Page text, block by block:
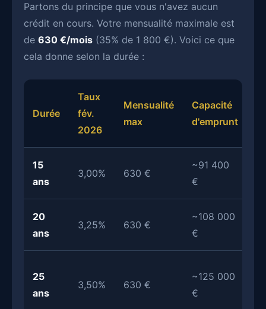
Partons du principe que vous n'avez aucun
crédit en cours. Votre mensualité maximale est
de 630 €/mois (35% de 1 800 €). Voici ce que
cela donne selon la durée :
Durée
Taux
fév.
2026
Mensualité
max
Capacité
d'emprunt
15
ans
3,00% 630 €
~91 400
€
20
ans
3,25% 630 €
~108 000
€
25
ans
3,50% 630 €
~125 000
€